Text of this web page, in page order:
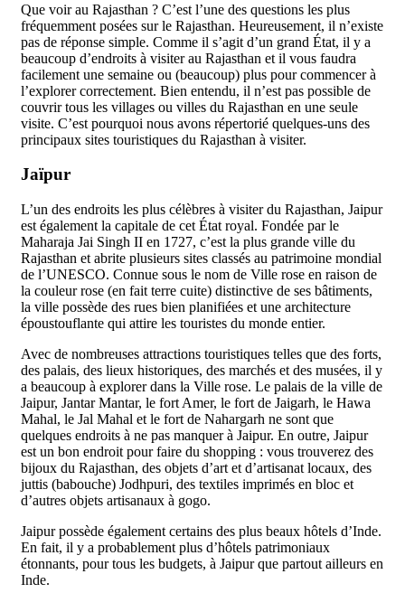
Que voir au Rajasthan ? C’est l’une des questions les plus
fréquemment posées sur le Rajasthan. Heureusement, il n’existe
pas de réponse simple. Comme il s’agit d’un grand État, il y a
beaucoup d’endroits à visiter au Rajasthan et il vous faudra
facilement une semaine ou (beaucoup) plus pour commencer à
l’explorer correctement. Bien entendu, il n’est pas possible de
couvrir tous les villages ou villes du Rajasthan en une seule
visite. C’est pourquoi nous avons répertorié quelques-uns des
principaux sites touristiques du Rajasthan à visiter.
Jaïpur
L’un des endroits les plus célèbres à visiter du Rajasthan, Jaipur
est également la capitale de cet État royal. Fondée par le
Maharaja Jai Singh II en 1727, c’est la plus grande ville du
Rajasthan et abrite plusieurs sites classés au patrimoine mondial
de l’UNESCO. Connue sous le nom de Ville rose en raison de
la couleur rose (en fait terre cuite) distinctive de ses bâtiments,
la ville possède des rues bien planifiées et une architecture
époustouflante qui attire les touristes du monde entier.
Avec de nombreuses attractions touristiques telles que des forts,
des palais, des lieux historiques, des marchés et des musées, il y
a beaucoup à explorer dans la Ville rose. Le palais de la ville de
Jaipur, Jantar Mantar, le fort Amer, le fort de Jaigarh, le Hawa
Mahal, le Jal Mahal et le fort de Nahargarh ne sont que
quelques endroits à ne pas manquer à Jaipur. En outre, Jaipur
est un bon endroit pour faire du shopping : vous trouverez des
bijoux du Rajasthan, des objets d’art et d’artisanat locaux, des
juttis (babouche) Jodhpuri, des textiles imprimés en bloc et
d’autres objets artisanaux à gogo.
Jaipur possède également certains des plus beaux hôtels d’Inde.
En fait, il y a probablement plus d’hôtels patrimoniaux
étonnants, pour tous les budgets, à Jaipur que partout ailleurs en
Inde.